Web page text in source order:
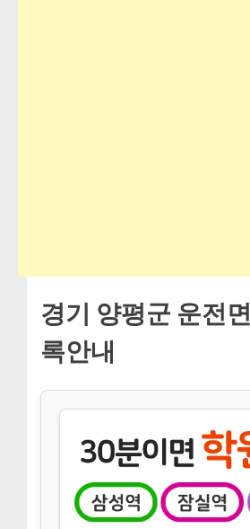
경기 양평군 운전
록안내